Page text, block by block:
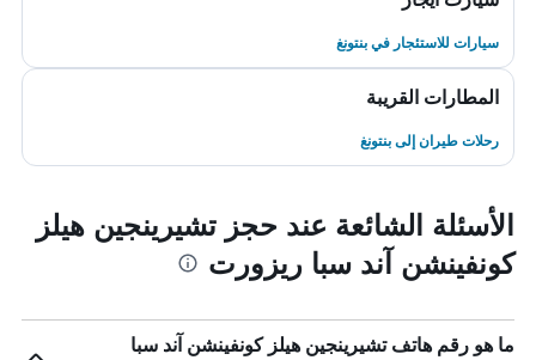
سيارات للاستئجار في بنتونغ
المطارات القريبة
رحلات طيران إلى بنتونغ
الأسئلة الشائعة عند حجز تشيرينجين هيلز
كونفينشن آند سبا ريزورت
ما هو رقم هاتف تشيرينجين هيلز كونفينشن آند سبا